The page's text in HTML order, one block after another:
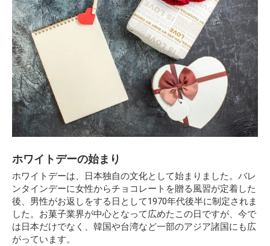
ホワイトデーの始まり
ホワイトデーは、日本独自の文化として始まりました。バレ
ンタインデーに女性からチョコレートを贈る風習が定着した
後、男性がお返しをする日として1970年代後半に制定されま
した。お菓子業界が中心となって広めたこの日ですが、今で
は日本だけでなく、韓国や台湾など一部のアジア諸国にも広
がっています。